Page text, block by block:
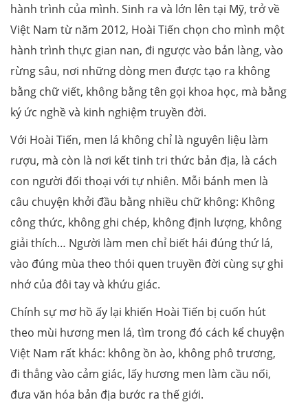
hành trình của mình. Sinh ra và lớn lên tại Mỹ, trở về
Việt Nam từ năm 2012, Hoài Tiến chọn cho mình một
hành trình thực gian nan, đi ngược vào bản làng, vào
rừng sâu, nơi những dòng men được tạo ra không
bằng chữ viết, không bằng tên gọi khoa học, mà bằng
ký ức nghề và kinh nghiệm truyền đời.
Với Hoài Tiến, men lá không chỉ là nguyên liệu làm
rượu, mà còn là nơi kết tinh tri thức bản địa, là cách
con người đối thoại với tự nhiên. Mỗi bánh men là
câu chuyện khởi đầu bằng nhiều chữ không: Không
công thức, không ghi chép, không định lượng, không
giải thích… Người làm men chỉ biết hái đúng thứ lá,
vào đúng mùa theo thói quen truyền đời cùng sự ghi
nhớ của đôi tay và khứu giác.
Chính sự mơ hồ ấy lại khiến Hoài Tiến bị cuốn hút
theo mùi hương men lá, tìm trong đó cách kể chuyện
Việt Nam rất khác: không ồn ào, không phô trương,
đi thẳng vào cảm giác, lấy hương men làm cầu nối,
đưa văn hóa bản địa bước ra thế giới.